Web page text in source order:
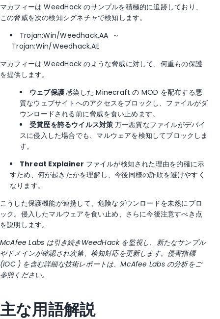
マカフィーは WeedHack のサンプルを積極的に追跡しており、
この脅威を次の検知シグネチャで検知します。
Trojan:Win/Weedhack.AA ～
Trojan:Win/Weedhack.AE
マカフィーは WeedHack のような脅威に対して、何重もの保護
を提供します。
ウェブ保護感染した Minecraft の MOD を配布する悪
質なウェブサイトへのアクセスをブロックし、ファイルがダ
ウンロードされる前に脅威を食い止めます。
受賞歴を誇るウイルス対策 万一悪質なファイルがデバイ
スに侵入した場合でも、マルウェアを検知してブロックしま
す。
Threat Explainer ファイルが検知された理由を的確に示
すため、何が起きたかを理解し、今後同様の詐欺を避けやすく
なります。
こうした保護機能が連携して、危険なダウンロードを未然にブロ
ック。侵入したマルウェアを食い止め、さらに今後注意すべき点
を説明します。
McAfee Labs は引き続きWeedHack を監視し、新たなサンプル
やドメインが確認され次第、検知対応を更新します。侵害指標
(IOC ) を含む詳細な技術レポートは、McAfee Labs の分析をご
参照ください。
主な用語解説